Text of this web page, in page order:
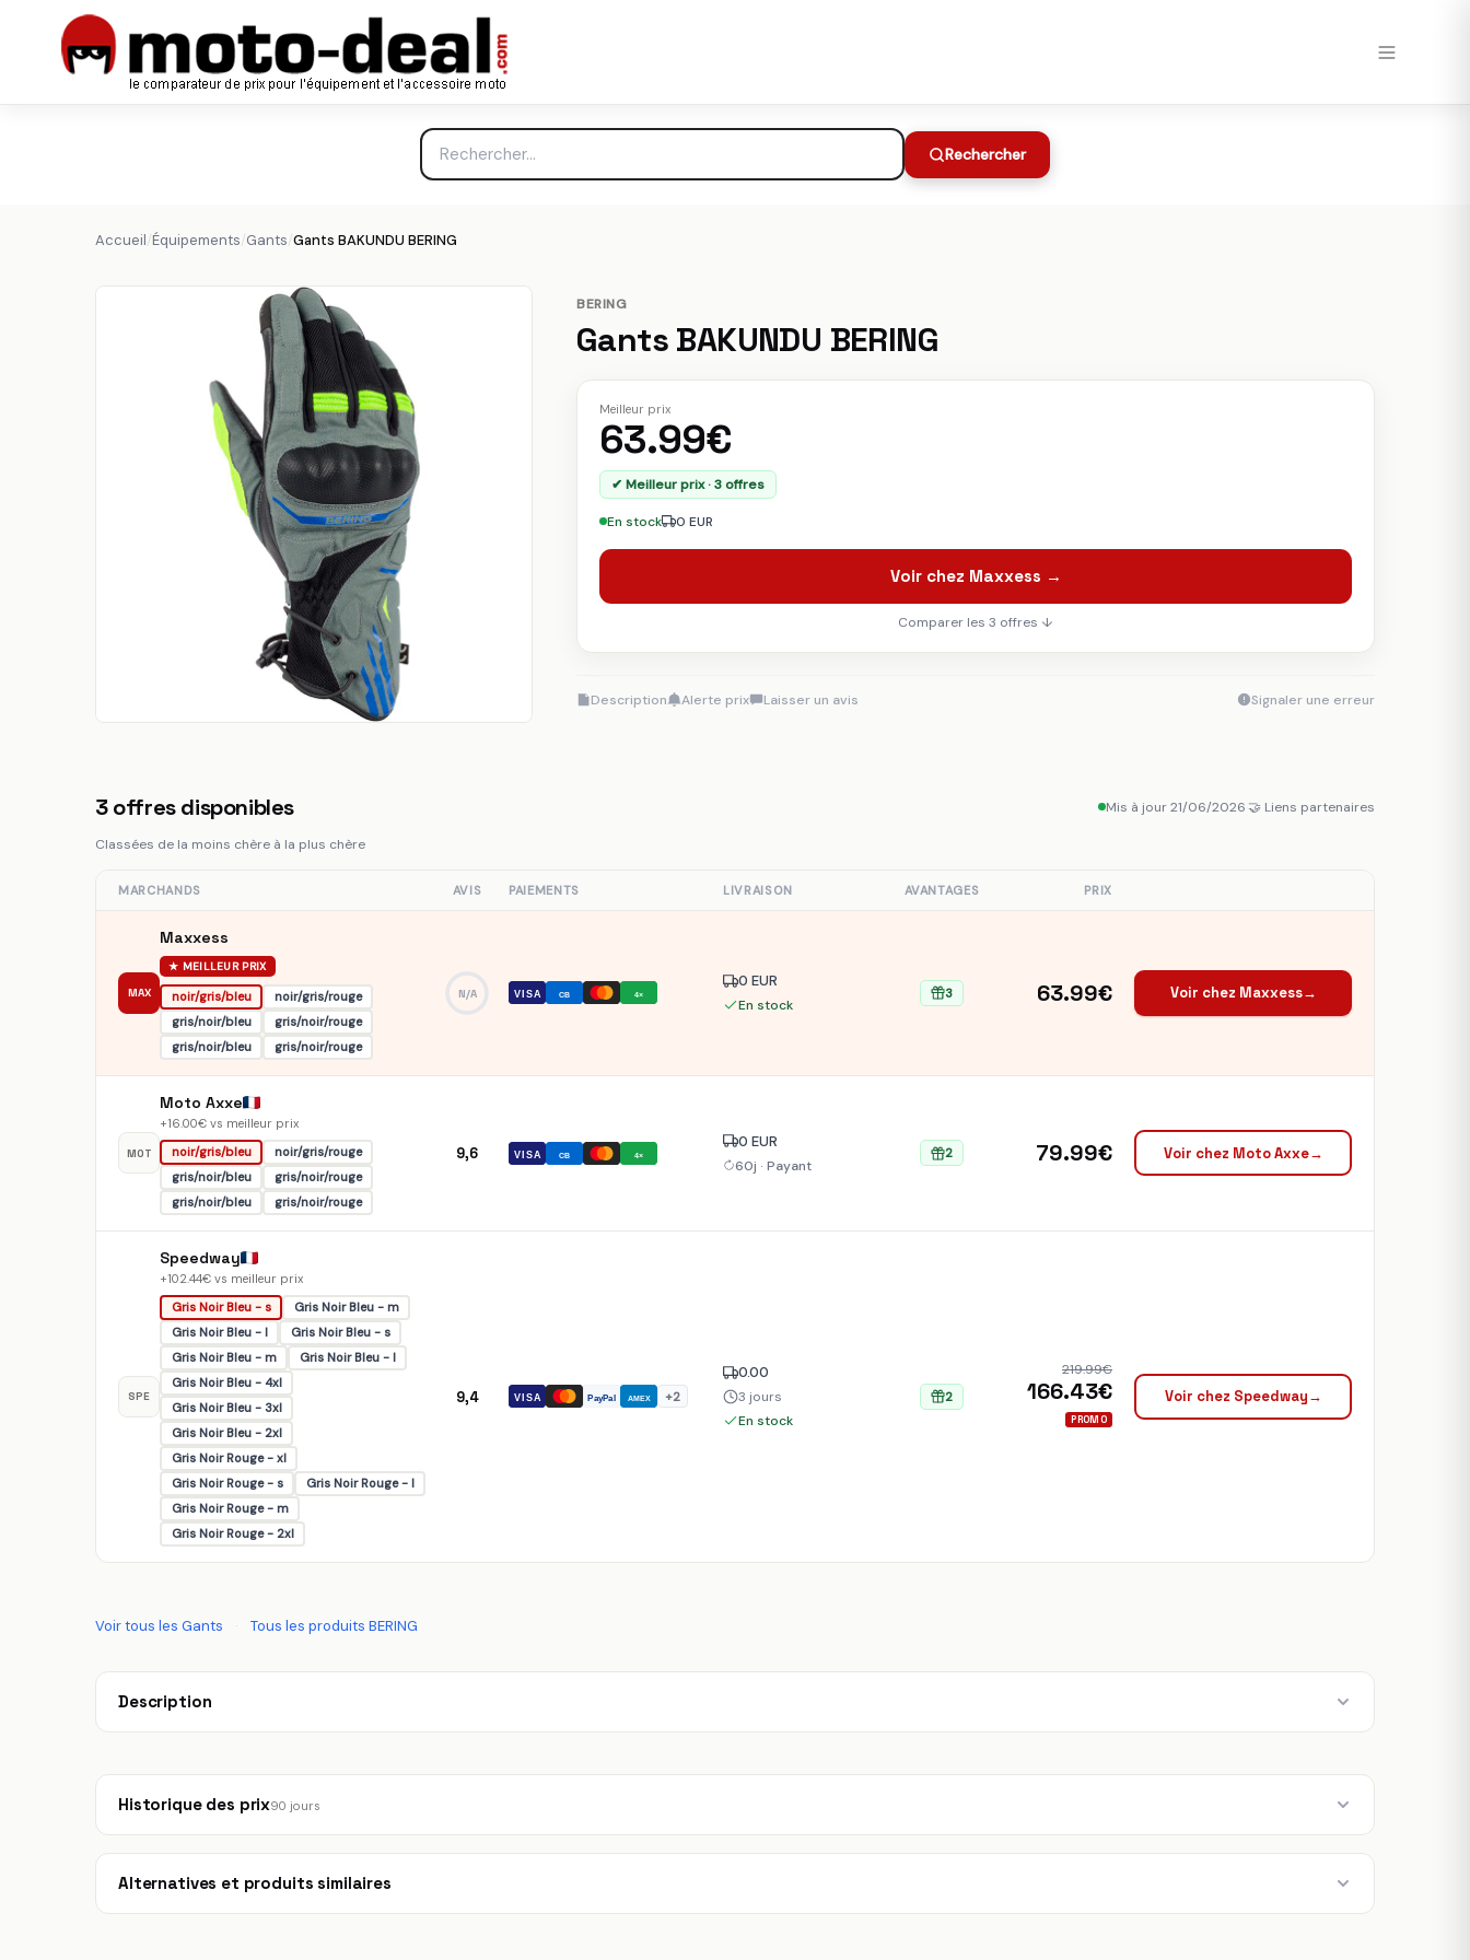
Rechercher
Accueil/Équipements/Gants/Gants BAKUNDU BERING
Gants BAKUNDU BERING
BERING
BERING
Gants BAKUNDU BERING
Meilleur prix
63.99€
✔ Meilleur prix · 3 offres
En stock 0 EUR
Voir chez Maxxess →
Comparer les 3 offres ↓
Description Alerte prix Laisser un avis Signaler une erreur
3 offres disponibles Mis à jour 21/06/2026🤝 Liens partenaires
Classées de la moins chère à la plus chère
MARCHANDS AVIS PAIEMENTS LIVRAISON AVANTAGES PRIX
MAX
Maxxess
★ MEILLEUR PRIX
noir/gris/bleu
noir/gris/rouge
gris/noir/bleu
gris/noir/rouge
gris/noir/bleu
gris/noir/rouge
N/A VISA CB 4×
0 EUR
En stock
3 63.99€ Voir chez Maxxess→
MOT
Moto Axxe
+16.00€ vs meilleur prix
noir/gris/bleu
noir/gris/rouge
gris/noir/bleu
gris/noir/rouge
gris/noir/bleu
gris/noir/rouge
9,6 VISA CB 4×
0 EUR
60j · Payant
2 79.99€ Voir chez Moto Axxe→
SPE
Speedway
+102.44€ vs meilleur prix
Gris Noir Bleu - s
Gris Noir Bleu - m
Gris Noir Bleu - l
Gris Noir Bleu - s
Gris Noir Bleu - m
Gris Noir Bleu - l
Gris Noir Bleu - 4xl
Gris Noir Bleu - 3xl
Gris Noir Bleu - 2xl
Gris Noir Rouge - xl
Gris Noir Rouge - s
Gris Noir Rouge - l
Gris Noir Rouge - m
Gris Noir Rouge - 2xl
9,4 VISA PayPal AMEX +2
0.00
3 jours
En stock
2
219.99€
166.43€
PROMO
Voir chez Speedway→
Voir tous les Gants · Tous les produits BERING
Description
Historique des prix90 jours
Alternatives et produits similaires